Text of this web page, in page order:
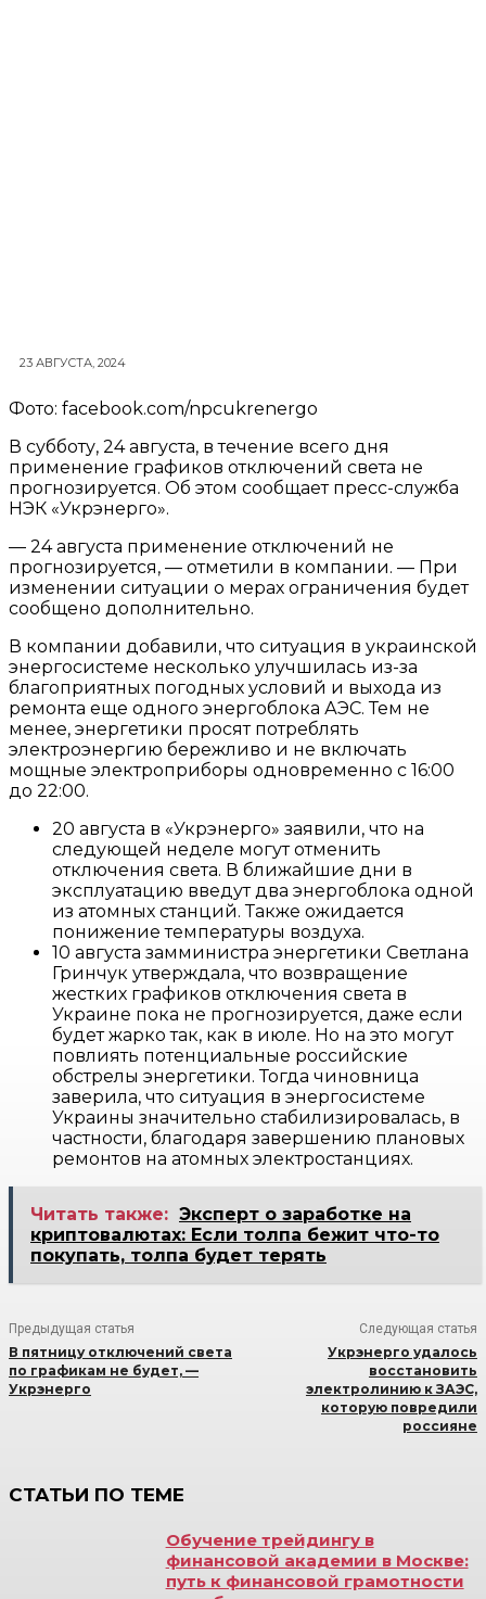
23 АВГУСТА, 2024
Фото: facebook.com/npcukrenergo
В субботу, 24 августа, в течение всего дня
применение графиков отключений света не
прогнозируется. Об этом сообщает пресс-служба
НЭК «Укрэнерго».
— 24 августа применение отключений не
прогнозируется, — отметили в компании. — При
изменении ситуации о мерах ограничения будет
сообщено дополнительно.
В компании добавили, что ситуация в украинской
энергосистеме несколько улучшилась из-за
благоприятных погодных условий и выхода из
ремонта еще одного энергоблока АЭС. Тем не
менее, энергетики просят потреблять
электроэнергию бережливо и не включать
мощные электроприборы одновременно с 16:00
до 22:00.
20 августа в «Укрэнерго» заявили, что на
следующей неделе могут отменить
отключения света. В ближайшие дни в
эксплуатацию введут два энергоблока одной
из атомных станций. Также ожидается
понижение температуры воздуха.
10 августа замминистра энергетики Светлана
Гринчук утверждала, что возвращение
жестких графиков отключения света в
Украине пока не прогнозируется, даже если
будет жарко так, как в июле. Но на это могут
повлиять потенциальные российские
обстрелы энергетики. Тогда чиновница
заверила, что ситуация в энергосистеме
Украины значительно стабилизировалась, в
частности, благодаря завершению плановых
ремонтов на атомных электростанциях.
Читать также: Эксперт о заработке на
криптовалютах: Если толпа бежит что-то
покупать, толпа будет терять
Предыдущая статья
В пятницу отключений света
по графикам не будет, —
Укрэнерго
Следующая статья
Укрэнерго удалось
восстановить
электролинию к ЗАЭС,
которую повредили
россияне
СТАТЬИ ПО ТЕМЕ
Обучение трейдингу в
финансовой академии в Москве:
путь к финансовой грамотности